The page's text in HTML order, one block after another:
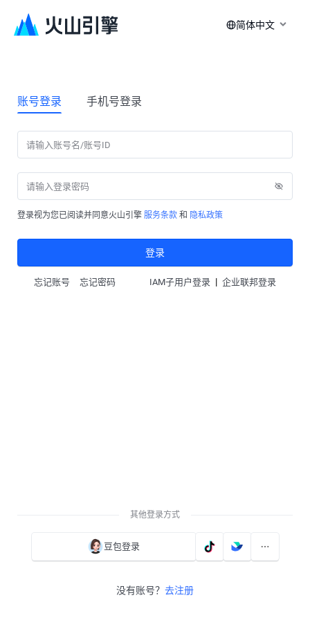
简体中文
账号登录 手机号登录
登录视为您已阅读并同意火山引擎 服务条款 和 隐私政策
登录
忘记账号 忘记密码 IAM子用户登录 | 企业联邦登录
其他登录方式
豆包登录
没有账号？ 去注册